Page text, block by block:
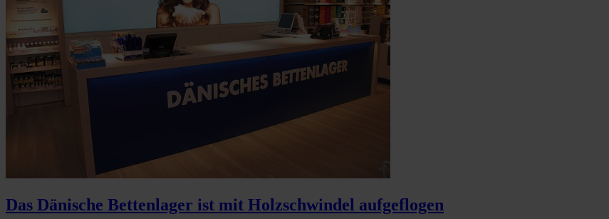
Das Dänische Bettenlager ist mit Holzschwindel aufgeflogen